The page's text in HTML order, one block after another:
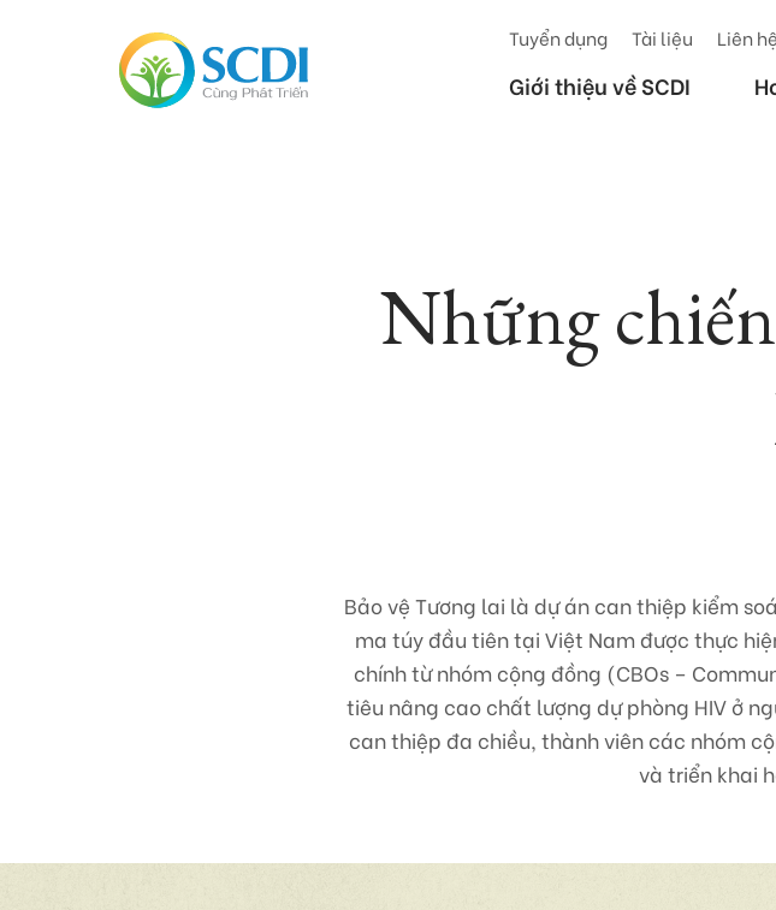
Tuyển dụng Tài liệu Liên hệ
Giới thiệu về SCDI
Những
Bảo vệ Tương lai là dự án can thiệp kiểm
ma túy đầu tiên tại Việt Nam được thực
chính từ nhóm cộng đồng (CBOs –
tiêu nâng cao chất lượng dự phòng HIV ở
can thiệp đa chiều, thành viên các nhóm
và triển khai